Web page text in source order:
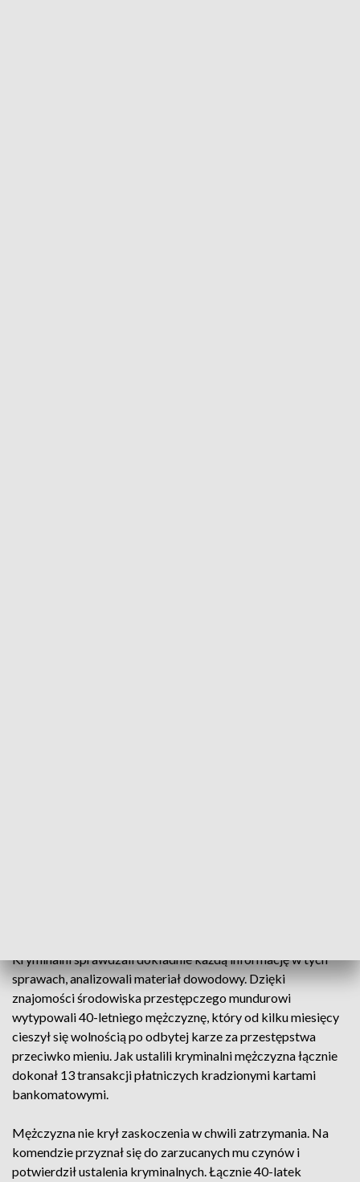
Kryminalni sprawdzali dokładnie każdą informację w tych
sprawach, analizowali materiał dowodowy. Dzięki
znajomości środowiska przestępczego mundurowi
wytypowali 40-letniego mężczyznę, który od kilku miesięcy
cieszył się wolnością po odbytej karze za przestępstwa
przeciwko mieniu. Jak ustalili kryminalni mężczyzna łącznie
dokonał 13 transakcji płatniczych kradzionymi kartami
bankomatowymi.
Mężczyzna nie krył zaskoczenia w chwili zatrzymania. Na
komendzie przyznał się do zarzucanych mu czynów i
potwierdził ustalenia kryminalnych. Łącznie 40-latek